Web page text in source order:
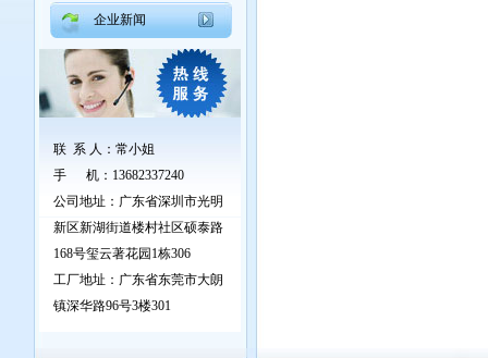
企业新闻
联 系 人 ： 常小姐
手 机： 13682337240
公司地址：广东省深圳市光明
新区新湖街道楼村社区硕泰路
168号玺云著花园1栋306
工厂地址：广东省东莞市大朗
镇深华路96号3楼301